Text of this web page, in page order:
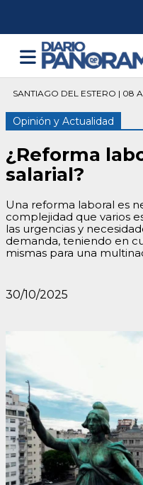
SANTIAGO DEL ESTERO | 08
Opinión y Actualidad
¿Reforma
salarial?
Una reforma laboral es
complejidad que varios
las urgencias y
demanda, teniendo en
mismas para una
30/10/2025